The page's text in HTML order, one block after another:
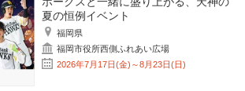
夏の恒例イベント
福岡県
福岡市役所西側ふれあい広場
2026年7月17日(金)～8月23日(日)